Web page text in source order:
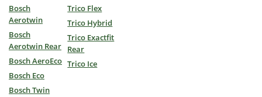
Bosch
Aerotwin
Bosch
Aerotwin Rear
Bosch AeroEco
Bosch Eco
Bosch Twin
Trico Flex
Trico Hybrid
Trico Exactfit
Rear
Trico Ice